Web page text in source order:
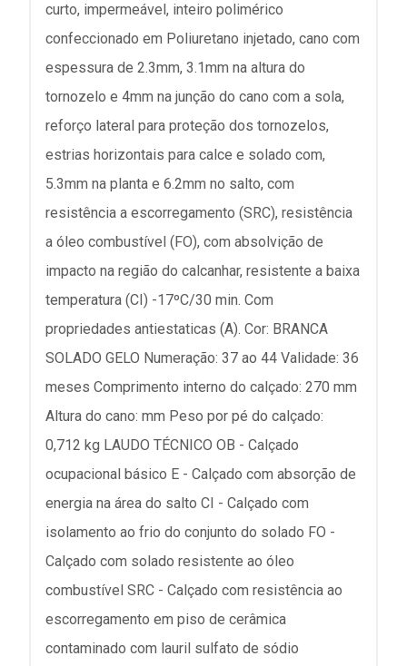
curto, impermeável, inteiro polimérico
confeccionado em Poliuretano injetado, cano com
espessura de 2.3mm, 3.1mm na altura do
tornozelo e 4mm na junção do cano com a sola,
reforço lateral para proteção dos tornozelos,
estrias horizontais para calce e solado com,
5.3mm na planta e 6.2mm no salto, com
resistência a escorregamento (SRC), resistência
a óleo combustível (FO), com absolvição de
impacto na região do calcanhar, resistente a baixa
temperatura (CI) -17ºC/30 min. Com
propriedades antiestaticas (A). Cor: BRANCA
SOLADO GELO Numeração: 37 ao 44 Validade: 36
meses Comprimento interno do calçado: 270 mm
Altura do cano: mm Peso por pé do calçado:
0,712 kg LAUDO TÉCNICO OB - Calçado
ocupacional básico E - Calçado com absorção de
energia na área do salto CI - Calçado com
isolamento ao frio do conjunto do solado FO -
Calçado com solado resistente ao óleo
combustível SRC - Calçado com resistência ao
escorregamento em piso de cerâmica
contaminado com lauril sulfato de sódio